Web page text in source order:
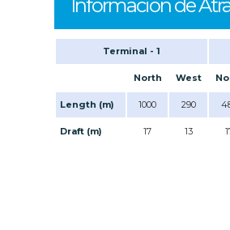
Información de
Terminal - 1
North West
Length (m) 1000 290
Draft (m) 17 13